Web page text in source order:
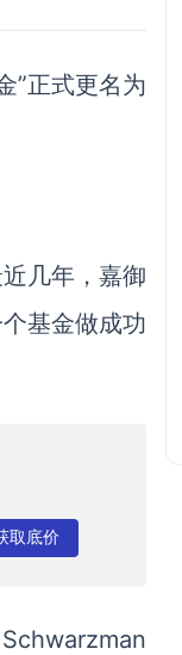
”正式更名为
几年，嘉御
基金做成功
取底价